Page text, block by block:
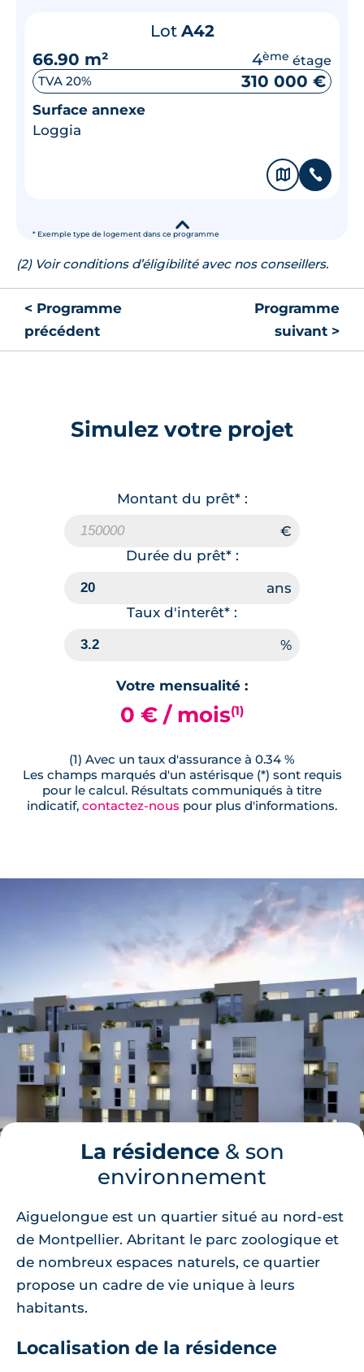
* Exemple type de logement dans ce programme
Lot A42
66.90 m²
4ème étage
TVA 20% 310 000 €
Surface annexe
Loggia
🗞 📞
▾
(2) Voir conditions d’éligibilité avec nos conseillers.
< Programme
précédent
Programme
suivant >
Simulez votre projet
Montant du prêt* :
Durée du prêt* :
Taux d'interêt* :
Votre mensualité :
0 € / mois(1)
(1) Avec un taux d'assurance à 0.34 %
Les champs marqués d'un astérisque (*) sont requis
pour le calcul. Résultats communiqués à titre
indicatif, contactez-nous pour plus d'informations.
La résidence& son
environnement
Aiguelongue est un quartier situé au nord-est
de Montpellier. Abritant le parc zoologique et
de nombreux espaces naturels, ce quartier
propose un cadre de vie unique à leurs
habitants.
Localisation de la résidence